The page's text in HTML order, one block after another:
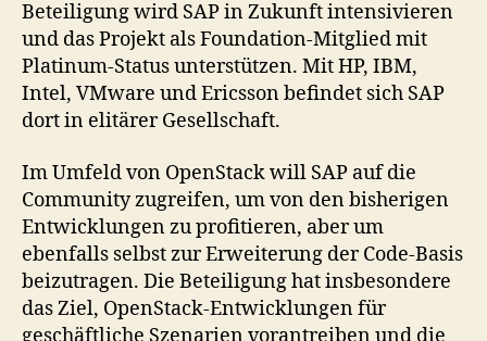
Beteiligung wird SAP in Zukunft intensivieren
und das Projekt als Foundation-Mitglied mit
Platinum-Status unterstützen. Mit HP, IBM,
Intel, VMware und Ericsson befindet sich SAP
dort in elitärer Gesellschaft.
Im Umfeld von OpenStack will SAP auf die
Community zugreifen, um von den bisherigen
Entwicklungen zu profitieren, aber um
ebenfalls selbst zur Erweiterung der Code-Basis
beizutragen. Die Beteiligung hat insbesondere
das Ziel, OpenStack-Entwicklungen für
geschäftliche Szenarien vorantreiben und die